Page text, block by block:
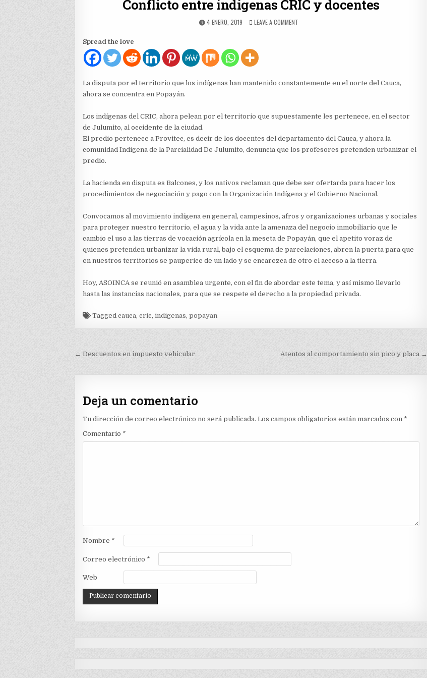
Conflicto entre indigenas CRIC y docentes
PUBLISHED
4 ENERO, 2019 LEAVE A COMMENTON
Spread the love
La disputa por el territorio que los indígenas han mantenido constantemente en el norte del Cauca,
ahora se concentra en Popayán.
Los indígenas del CRIC, ahora pelean por el territorio que supuestamente les pertenece, en el sector
de Julumito, al occidente de la ciudad.
El predio pertenece a Provitec, es decir de los docentes del departamento del Cauca, y ahora la
comunidad Indígena de la Parcialidad De Julumito, denuncia que los profesores pretenden urbanizar el
predio.
La hacienda en disputa es Balcones, y los nativos reclaman que debe ser ofertarda para hacer los
procedimientos de negociación y pago con la Organización Indígena y el Gobierno Nacional.
Convocamos al movimiento indígena en general, campesinos, afros y organizaciones urbanas y sociales
para proteger nuestro territorio, el agua y la vida ante la amenaza del negocio inmobiliario que le
cambio el uso a las tierras de vocación agrícola en la meseta de Popayán, que el apetito voraz de
quienes pretenden urbanizar la vida rural, bajo el esquema de parcelaciones, abren la puerta para que
en nuestros territorios se pauperice de un lado y se encarezca de otro el acceso a la tierra.
Hoy, ASOINCA se reunió en asamblea urgente, con el fin de abordar este tema, y así mismo llevarlo
hasta las instancias nacionales, para que se respete el derecho a la propiedad privada.
Taggedcauca,cric,indigenas,popayan
Navegación
← Descuentos en impuesto vehicular Atentos al comportamiento sin pico y placa →
Deja un comentario
Tu dirección de correo electrónico no será publicada. Los campos obligatorios están marcados con *
Comentario *
Nombre *
Correo electrónico *
Web